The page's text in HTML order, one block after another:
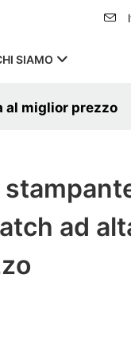
SIAMO
al miglior prezzo
ad